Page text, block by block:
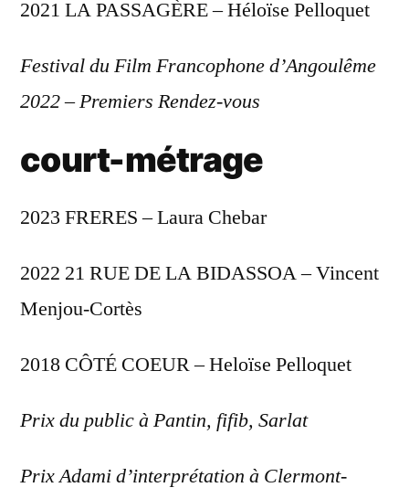
2021 LA PASSAGÈRE – Héloïse Pelloquet
Festival du Film Francophone d’Angoulême
2022–Premiers Rendez-vous
court-métrage
2023 FRERES – Laura Chebar
2022 21 RUE DE LA BIDASSOA – Vincent
Menjou-Cortès
2018 CÔTÉ COEUR – Heloïse Pelloquet
Prix du public à Pantin, fifib, Sarlat
Prix Adami d’interprétation à Clermont-